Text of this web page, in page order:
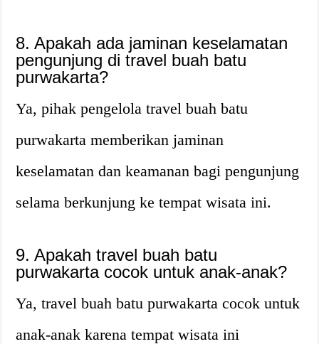
8. Apakah ada jaminan keselamatan
pengunjung di travel buah batu
purwakarta?
Ya, pihak pengelola travel buah batu
purwakarta memberikan jaminan
keselamatan dan keamanan bagi pengunjung
selama berkunjung ke tempat wisata ini.
9. Apakah travel buah batu
purwakarta cocok untuk anak-anak?
Ya, travel buah batu purwakarta cocok untuk
anak-anak karena tempat wisata ini